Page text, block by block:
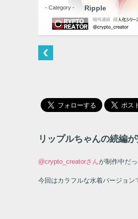
- Category - Ripple
リップルちゃんの続編
@crypto_creatorさんが制作中だ
今回はカラフルな水着バージョン